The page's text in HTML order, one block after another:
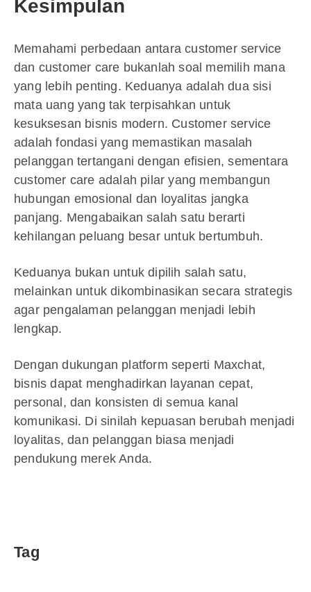
Kesimpulan
Memahami perbedaan antara customer service
dan customer care bukanlah soal memilih mana
yang lebih penting. Keduanya adalah dua sisi
mata uang yang tak terpisahkan untuk
kesuksesan bisnis modern. Customer service
adalah fondasi yang memastikan masalah
pelanggan tertangani dengan efisien, sementara
customer care adalah pilar yang membangun
hubungan emosional dan loyalitas jangka
panjang. Mengabaikan salah satu berarti
kehilangan peluang besar untuk bertumbuh.
Keduanya bukan untuk dipilih salah satu,
melainkan untuk dikombinasikan secara strategis
agar pengalaman pelanggan menjadi lebih
lengkap.
Dengan dukungan platform seperti Maxchat,
bisnis dapat menghadirkan layanan cepat,
personal, dan konsisten di semua kanal
komunikasi. Di sinilah kepuasan berubah menjadi
loyalitas, dan pelanggan biasa menjadi
pendukung merek Anda.
Tag